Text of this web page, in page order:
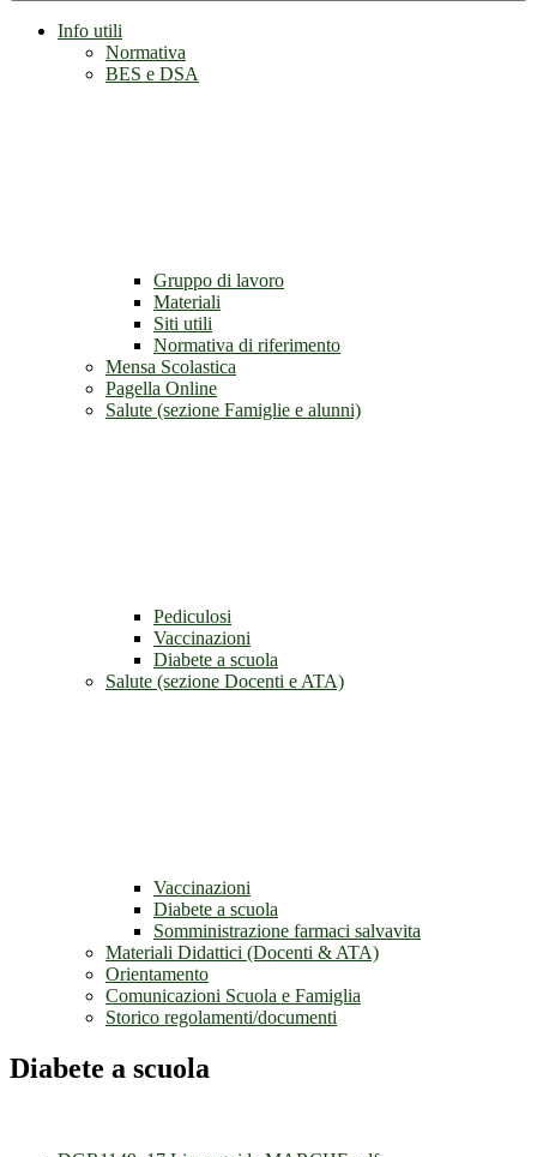
Info utili
Normativa
BES e DSA
Gruppo di lavoro
Materiali
Siti utili
Normativa di riferimento
Mensa Scolastica
Pagella Online
Salute (sezione Famiglie e alunni)
Pediculosi
Vaccinazioni
Diabete a scuola
Salute (sezione Docenti e ATA)
Vaccinazioni
Diabete a scuola
Somministrazione farmaci salvavita
Materiali Didattici (Docenti & ATA)
Orientamento
Comunicazioni Scuola e Famiglia
Storico regolamenti/documenti
Diabete a scuola